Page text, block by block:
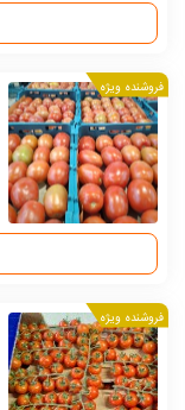
فروشنده ویژه
فروشنده ویژه